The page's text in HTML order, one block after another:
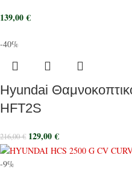
139,00€
-40%
Hyundai
HFT2S
216,00€ 129,00€
-9%